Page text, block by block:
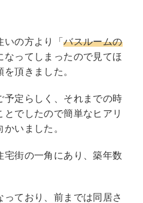
いの方より「バスルームの
なってしまったので見てほ
頂きました。
予定らしく、それまでの時
でしたので簡単なヒアリ
いました。
宅街の一角にあり、築年数
ており、前までは同居さ